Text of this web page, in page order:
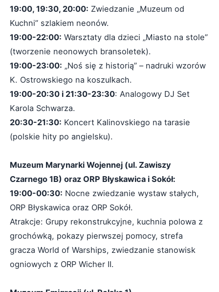
19:00, 19:30, 20:00: Zwiedzanie „Muzeum od
Kuchni” szlakiem neonów.
19:00-22:00: Warsztaty dla dzieci „Miasto na stole”
(tworzenie neonowych bransoletek).
19:00-23:00: „Noś się z historią” – nadruki wzorów
K. Ostrowskiego na koszulkach.
19:00-20:30 i 21:30-23:30: Analogowy DJ Set
Karola Schwarza.
20:30-21:30: Koncert Kalinovskiego na tarasie
(polskie hity po angielsku).
Muzeum Marynarki Wojennej (ul. Zawiszy
Czarnego 1B) oraz ORP Błyskawica i Sokół:
19:00-00:30: Nocne zwiedzanie wystaw stałych,
ORP Błyskawica oraz ORP Sokół.
Atrakcje: Grupy rekonstrukcyjne, kuchnia polowa z
grochówką, pokazy pierwszej pomocy, strefa
gracza World of Warships, zwiedzanie stanowisk
ogniowych z ORP Wicher II.